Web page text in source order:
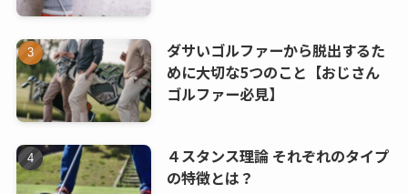
ダサいゴルファーから脱出するた
めに大切な5つのこと【おじさん
ゴルファー必見】
４スタンス理論 それぞれのタイプ
の特徴とは？